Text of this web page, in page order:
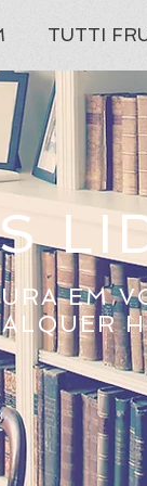
TUTTI
EM